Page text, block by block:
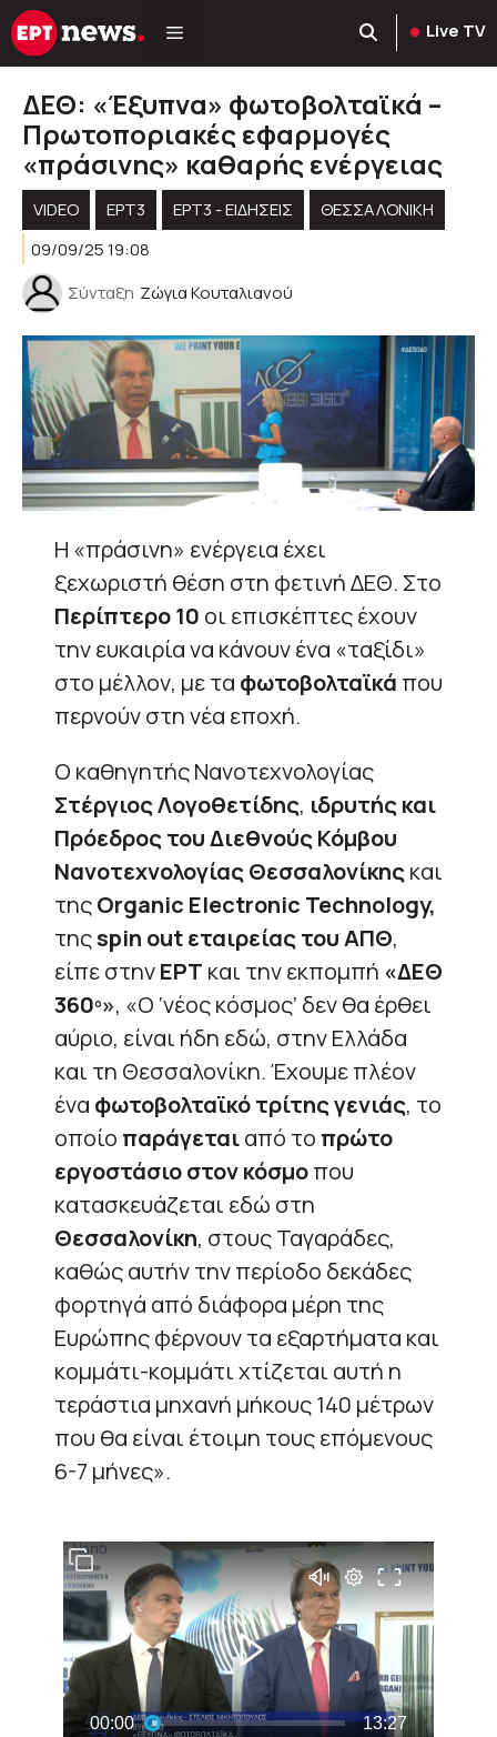
Μετάβαση
σε
Live TV
ΔΕΘ: «Έξυπνα» φωτοβολταϊκά –
Πρωτοποριακές εφαρμογές
«πράσινης» καθαρής ενέργειας
VIDEO ΕΡΤ3 ΕΡΤ3 - ΕΙΔΉΣΕΙΣ
ΘΕΣΣΑΛΟΝΙΚΗ
09/09/25 19:08
Σύνταξη Ζώγια Κουταλιανού
Η «πράσινη» ενέργεια έχει
ξεχωριστή θέση στη φετινή ΔΕΘ. Στο
Περίπτερο 10 οι επισκέπτες έχουν
την ευκαιρία να κάνουν ένα «ταξίδι»
στο μέλλον, με τα φωτοβολταϊκά που
περνούν στη νέα εποχή.
Ο καθηγητής Νανοτεχνολογίας
Στέργιος Λογοθετίδης, ιδρυτής και
Πρόεδρος του Διεθνούς Κόμβου
Νανοτεχνολογίας Θεσσαλονίκηςκαι
τηςOrganic Electronic Technology,
τηςspin out εταιρείας του ΑΠΘ,
είπε στηνΕΡΤ και την εκπομπή «ΔΕΘ
360º», «Ο ‘νέος κόσμος’ δεν θα έρθει
αύριο, είναι ήδη εδώ, στην Ελλάδα
και τη Θεσσαλονίκη. Έχουμε πλέον
ένα φωτοβολταϊκό τρίτης γενιάς, το
οποίο παράγεταιαπό το πρώτο
εργοστάσιο στον κόσμοπου
κατασκευάζεται εδώ στη
Θεσσαλονίκη, στους Ταγαράδες,
καθώς αυτήν την περίοδο δεκάδες
φορτηγά από διάφορα μέρη της
Ευρώπης φέρνουν τα εξαρτήματα και
κομμάτι-κομμάτι χτίζεται αυτή η
τεράστια μηχανή μήκους 140 μέτρων
που θα είναι έτοιμη τους επόμενους
6-7 μήνες».